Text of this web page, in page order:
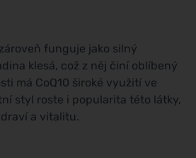
funguje jako silný
klesá, což z něj činí oblíbený
má CoQ10 široké využití ve
styl roste i popularita této látky,
a vitalitu.